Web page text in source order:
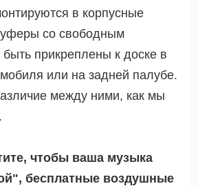
в корпусные
со свободным
быть прикреплены к доске в
или на задней палубе.
между ними, как мы
чтобы ваша музыка
бесплатные воздушные